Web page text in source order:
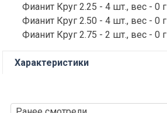
Фианит Круг 2.25 - 4 шт., вес - 0 г
Фианит Круг 2.50 - 4 шт., вес - 0 г
Фианит Круг 2.75 - 2 шт., вес - 0 г
Характеристики